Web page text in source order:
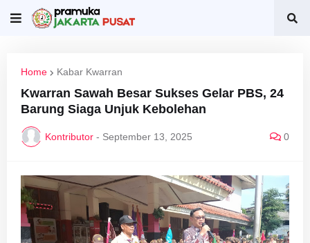
Home Kabar Kwarran
Kwarran Sawah Besar Sukses Gelar PBS, 24
Barung Siaga Unjuk Kebolehan
Kontributor - September 13, 2025 0